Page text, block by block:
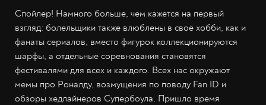
Спойлер! Намного больше, чем кажется на первый
взгляд: болельщики также влюблены в своё хобби, как и
фанаты сериалов, вместо фигурок коллекционируются
шарфы, а отдельные соревнования становятся
фестивалями для всех и каждого. Всех нас окружают
мемы про Роналду, возмущения по поводу Fan ID и
обзоры хедлайнеров Супербоула. Пришло время